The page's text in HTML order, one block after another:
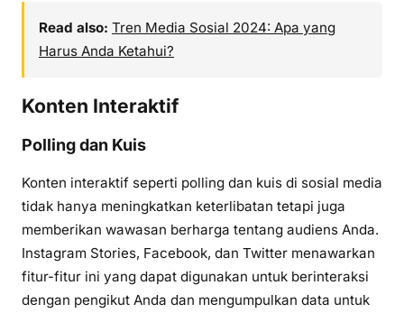
Read also: Tren Media Sosial 2024: Apa yang
Harus Anda Ketahui?
Konten Interaktif
Polling dan Kuis
Konten interaktif seperti polling dan kuis di sosial media
tidak hanya meningkatkan keterlibatan tetapi juga
memberikan wawasan berharga tentang audiens Anda.
Instagram Stories, Facebook, dan Twitter menawarkan
fitur-fitur ini yang dapat digunakan untuk berinteraksi
dengan pengikut Anda dan mengumpulkan data untuk